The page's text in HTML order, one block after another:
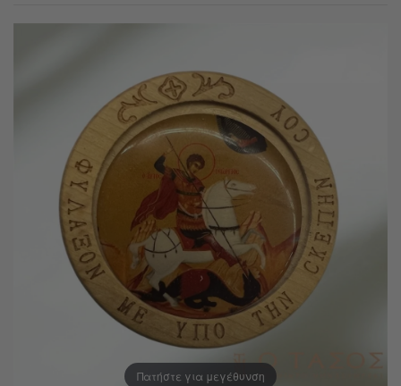
Πατήστε για μεγέθυνση